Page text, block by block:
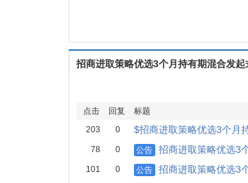
招商进取策略优选3个月持有期混合发
点击 回复 标题
203
0 $招商进取策略优选3个月
78 0 公告 招商进取策略优选3
101 0 公告 招商进取策略优选3